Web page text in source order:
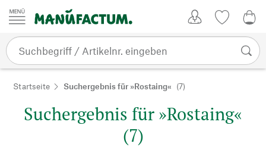
Zum Inhalt springen
Startseite Suchergebnis für »Rostaing« (7)
Suchergebnis für »Rostaing«
(7)